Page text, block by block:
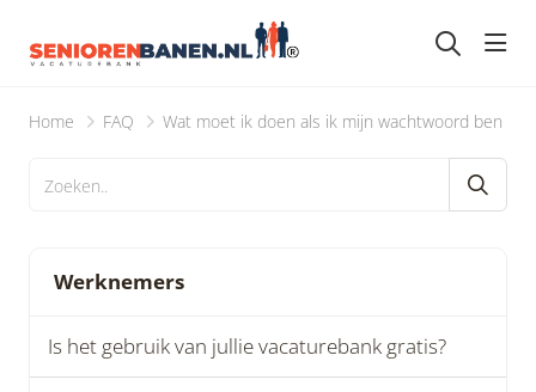
Home FAQ Wat moet ik doen als ik mijn wachtwoord ben
Werknemers
Is het gebruik van jullie vacaturebank gratis?